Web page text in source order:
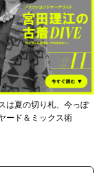
は夏の切り札、今っぽ
ード＆ミックス術